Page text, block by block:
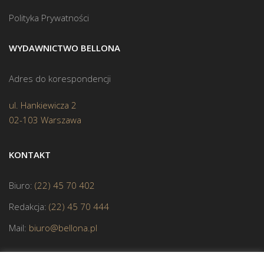
Polityka Prywatności
WYDAWNICTWO BELLONA
Adres do korespondencji
ul. Hankiewicza 2
02-103 Warszawa
KONTAKT
Biuro: (22) 45 70 402
Redakcja: (22) 45 70 444
Mail: biuro@bellona.pl